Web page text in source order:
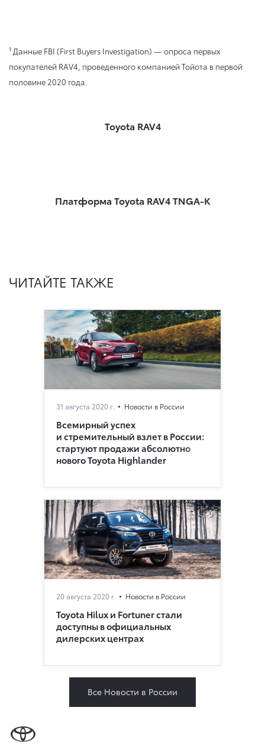
1 Данные FBI (First Buyers Investigation) — опроса первых
покупателей RAV4, проведенного компанией Тойота в первой
половине 2020 года.
Toyota RAV4
Платформа Toyota RAV4 TNGA-K
ЧИТАЙТЕ ТАКЖЕ
31 августа 2020 г. Новости в России
Всемирный успех
и стремительный взлет в России:
стартуют продажи абсолютно
нового Toyota Highlander
20 августа 2020 г. Новости в России
Toyota Hilux и Fortuner стали
доступны в официальных
дилерских центрах
Все Новости в России